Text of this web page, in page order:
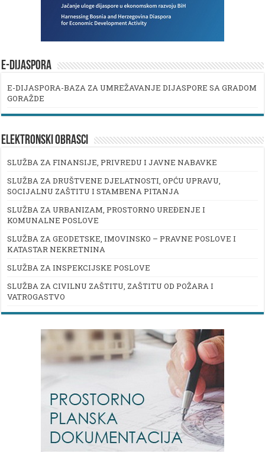
E-DIJASPORA
E-DIJASPORA-BAZA ZA UMREŽAVANJE DIJASPORE SA GRADOM
GORAŽDE
ELEKTRONSKI OBRASCI
SLUŽBA ZA FINANSIJE, PRIVREDU I JAVNE NABAVKE
SLUŽBA ZA DRUŠTVENE DJELATNOSTI, OPĆU UPRAVU,
SOCIJALNU ZAŠTITU I STAMBENA PITANJA
SLUŽBA ZA URBANIZAM, PROSTORNO UREĐENJE I
KOMUNALNE POSLOVE
SLUŽBA ZA GEODETSKE, IMOVINSKO – PRAVNE POSLOVE I
KATASTAR NEKRETNINA
SLUŽBA ZA INSPEKCIJSKE POSLOVE
SLUŽBA ZA CIVILNU ZAŠTITU, ZAŠTITU OD POŽARA I
VATROGASTVO